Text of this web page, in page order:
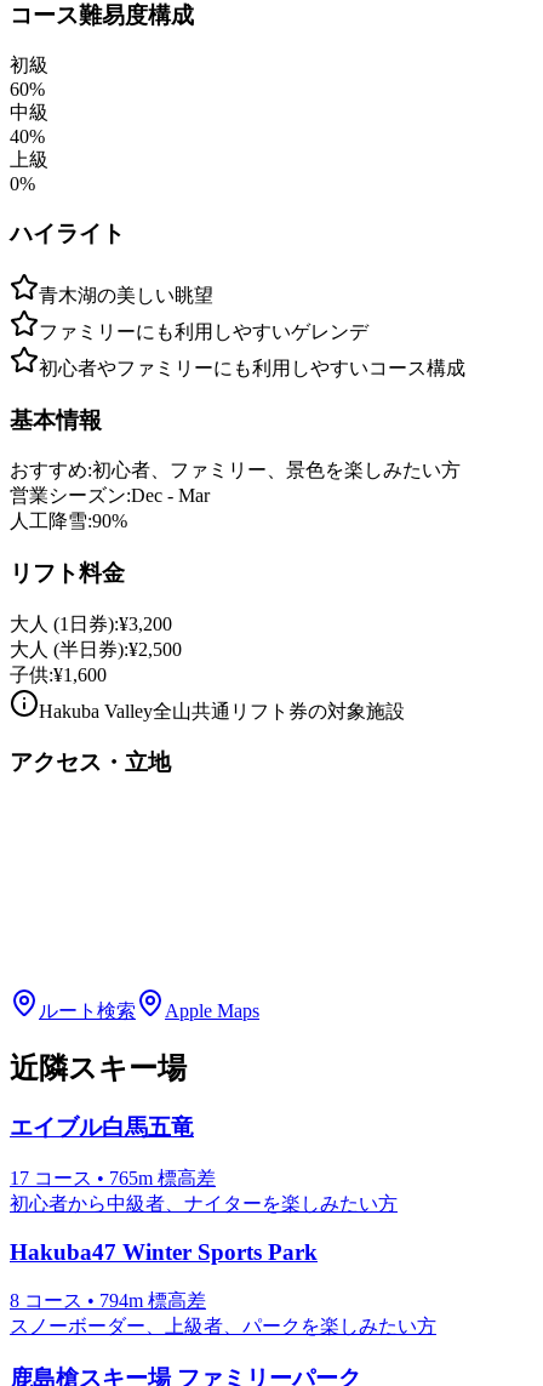
コース難易度構成
初級
60%
中級
40%
上級
0%
ハイライト
青木湖の美しい眺望
ファミリーにも利用しやすいゲレンデ
初心者やファミリーにも利用しやすいコース構成
基本情報
おすすめ:初心者、ファミリー、景色を楽しみたい方
営業シーズン:Dec - Mar
人工降雪:90%
リフト料金
大人 (1日券):¥3,200
大人 (半日券):¥2,500
子供:¥1,600
Hakuba Valley全山共通リフト券の対象施設
アクセス・立地
ルート検索 Apple Maps
近隣スキー場
エイブル白馬五竜
17 コース • 765m 標高差
初心者から中級者、ナイターを楽しみたい方
Hakuba47 Winter Sports Park
8 コース • 794m 標高差
スノーボーダー、上級者、パークを楽しみたい方
鹿島槍スキー場 ファミリーパーク